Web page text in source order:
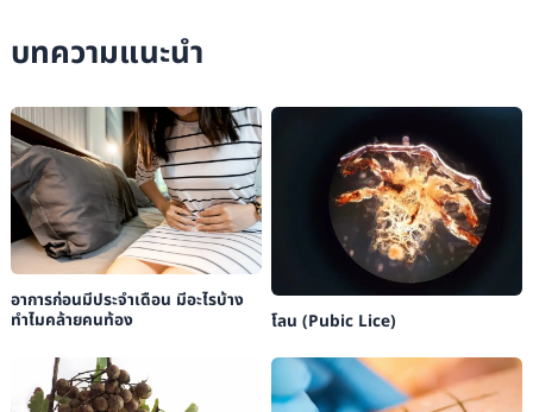
Erica Hersh: “What You Need to Know About Natural Birth”
บทความแนะนำ
อาการก่อนมีประจําเดือน มีอะไรบ้าง
ทำไมคล้ายคนท้อง
โลน (Pubic Lice)